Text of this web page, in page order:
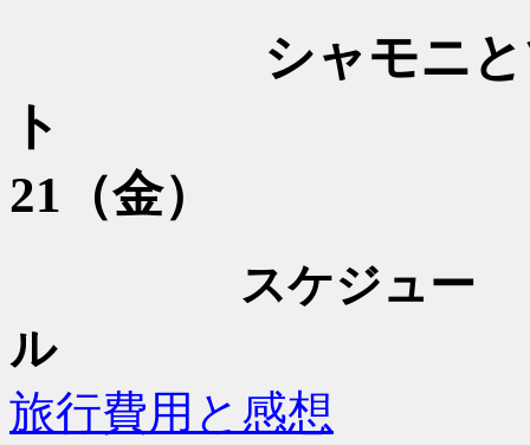
シャモニ
ト
21（金）
スケジュー
ル
旅行費用と感想